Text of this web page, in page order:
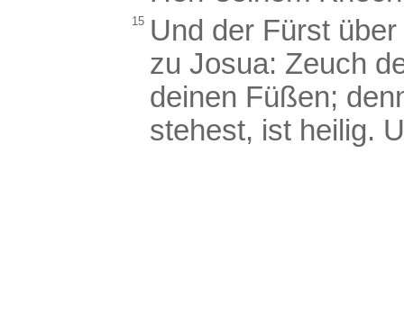
15 Und der Fürst
zu Josua: Zeuch
deinen Füßen;
stehest, ist heilig.